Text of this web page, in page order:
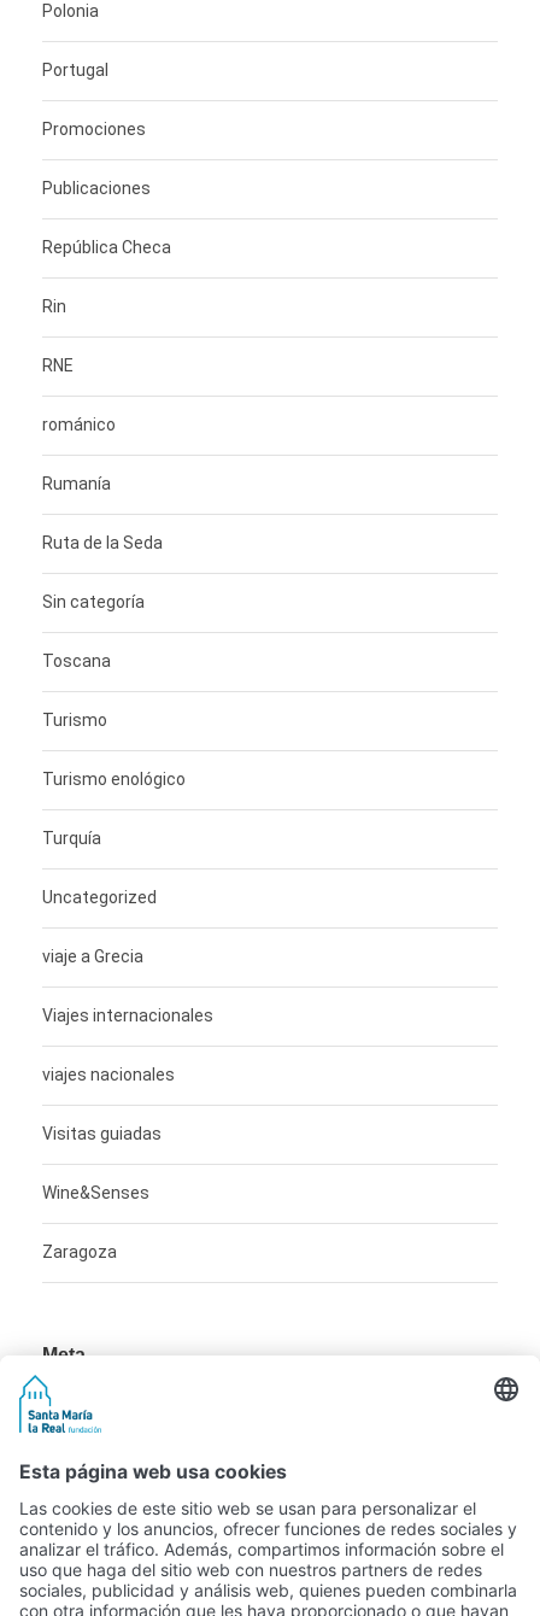
Polonia
Portugal
Promociones
Publicaciones
República Checa
Rin
RNE
románico
Rumanía
Ruta de la Seda
Sin categoría
Toscana
Turismo
Turismo enológico
Turquía
Uncategorized
viaje a Grecia
Viajes internacionales
viajes nacionales
Visitas guiadas
Wine&Senses
Zaragoza
Meta
Acceder
Feed de entradas
Feed de comentarios
WordPress.org